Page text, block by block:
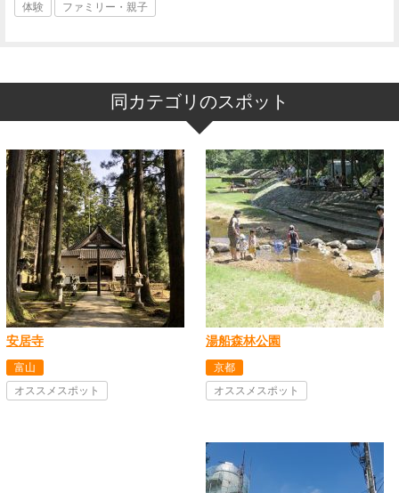
体験
ファミリー・親子
同カテゴリのスポット
安居寺
富山
オススメスポット
湯船森林公園
京都
オススメスポット